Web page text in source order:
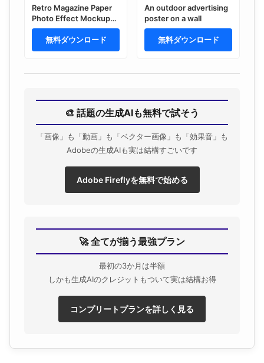
Retro Magazine Paper
Photo Effect Mockup
Template Paper
Texture Overlay Print
無料ダウンロード
An outdoor advertising
poster on a wall
無料ダウンロード
🎨 話題の生成AIも無料で試そう
「画像」も「動画」も「ベクター画像」も「効果音」も
Adobeの生成AIも実は結構すごいです
Adobe Fireflyを無料で始める
🚀 全てが揃う最強プラン
最初の3か月は半額
しかも生成AIのクレジットもついて実は結構お得
コンプリートプランを詳しく見る